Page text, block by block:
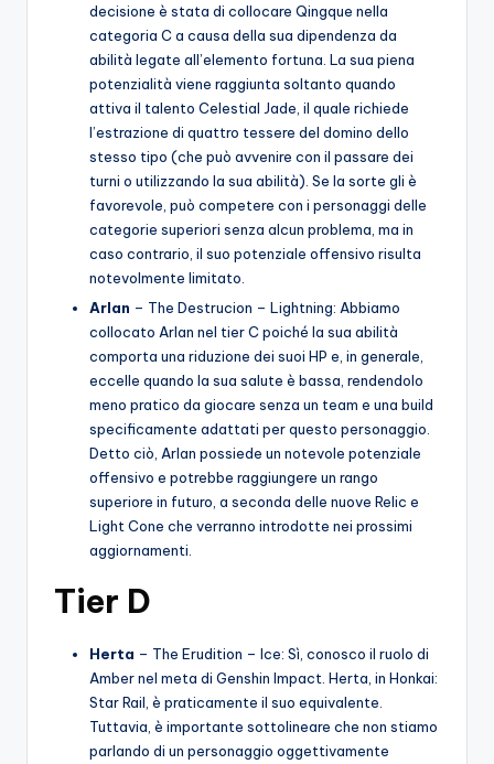
decisione è stata di collocare Qingque nella
categoria C a causa della sua dipendenza da
abilità legate all’elemento fortuna. La sua piena
potenzialità viene raggiunta soltanto quando
attiva il talento Celestial Jade, il quale richiede
l’estrazione di quattro tessere del domino dello
stesso tipo (che può avvenire con il passare dei
turni o utilizzando la sua abilità). Se la sorte gli è
favorevole, può competere con i personaggi delle
categorie superiori senza alcun problema, ma in
caso contrario, il suo potenziale offensivo risulta
notevolmente limitato.
Arlan – The Destrucion – Lightning: Abbiamo
collocato Arlan nel tier C poiché la sua abilità
comporta una riduzione dei suoi HP e, in generale,
eccelle quando la sua salute è bassa, rendendolo
meno pratico da giocare senza un team e una build
specificamente adattati per questo personaggio.
Detto ciò, Arlan possiede un notevole potenziale
offensivo e potrebbe raggiungere un rango
superiore in futuro, a seconda delle nuove Relic e
Light Cone che verranno introdotte nei prossimi
aggiornamenti.
Tier D
Herta – The Erudition – Ice: Sì, conosco il ruolo di
Amber nel meta di Genshin Impact. Herta, in Honkai:
Star Rail, è praticamente il suo equivalente.
Tuttavia, è importante sottolineare che non stiamo
parlando di un personaggio oggettivamente